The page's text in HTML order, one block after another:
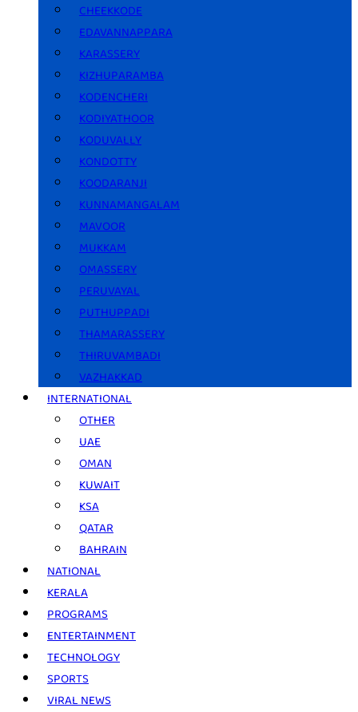
CHEEKKODE
EDAVANNAPPARA
KARASSERY
KIZHUPARAMBA
KODENCHERI
KODIYATHOOR
KODUVALLY
KONDOTTY
KOODARANJI
KUNNAMANGALAM
MAVOOR
MUKKAM
OMASSERY
PERUVAYAL
PUTHUPPADI
THAMARASSERY
THIRUVAMBADI
VAZHAKKAD
INTERNATIONAL
OTHER
UAE
OMAN
KUWAIT
KSA
QATAR
BAHRAIN
NATIONAL
KERALA
PROGRAMS
ENTERTAINMENT
TECHNOLOGY
SPORTS
VIRAL NEWS